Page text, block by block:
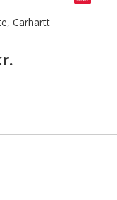
Carhartt